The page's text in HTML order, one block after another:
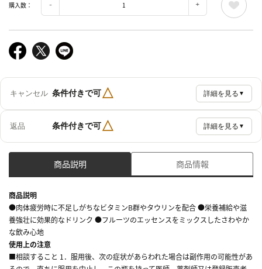
購入数：
キャンセル 条件付きで可△ 詳細を見る ▼
返品 条件付きで可△ 詳細を見る ▼
商品説明 商品情報
商品説明
●肉体疲労時に不足しがちなビタミンB群やタウリンを配合 ●栄養補給や滋
養強壮に効果的なドリンク ●フルーツのエッセンスをミックスしたさわやか
な飲み心地
使用上の注意
■相談すること 1．服用後、次の症状があらわれた場合は副作用の可能性があ